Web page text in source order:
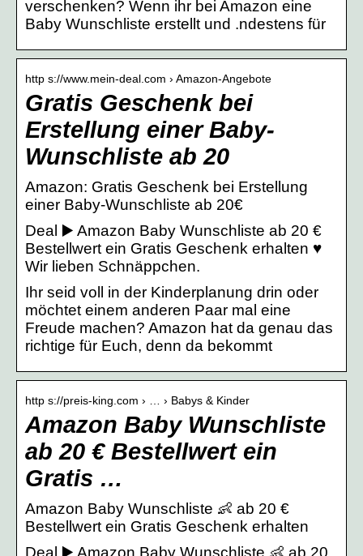
verschenken? Wenn ihr bei Amazon eine
Baby Wunschliste erstellt und .ndestens für
http s://www.mein-deal.com › Amazon-Angebote
Gratis Geschenk bei
Erstellung einer Baby-
Wunschliste ab 20
Amazon: Gratis Geschenk bei Erstellung
einer Baby-Wunschliste ab 20€
Deal ▶️ Amazon Baby Wunschliste ab 20 €
Bestellwert ein Gratis Geschenk erhalten ♥
Wir lieben Schnäppchen.
Ihr seid voll in der Kinderplanung drin oder
möchtet einem anderen Paar mal eine
Freude machen? Amazon hat da genau das
richtige für Euch, denn da bekommt
http s://preis-king.com › … › Babys & Kinder
Amazon Baby Wunschliste
ab 20 € Bestellwert ein
Gratis …
Amazon Baby Wunschliste 👶 ab 20 €
Bestellwert ein Gratis Geschenk erhalten
Deal ▶️ Amazon Baby Wunschliste 👶 ab 20